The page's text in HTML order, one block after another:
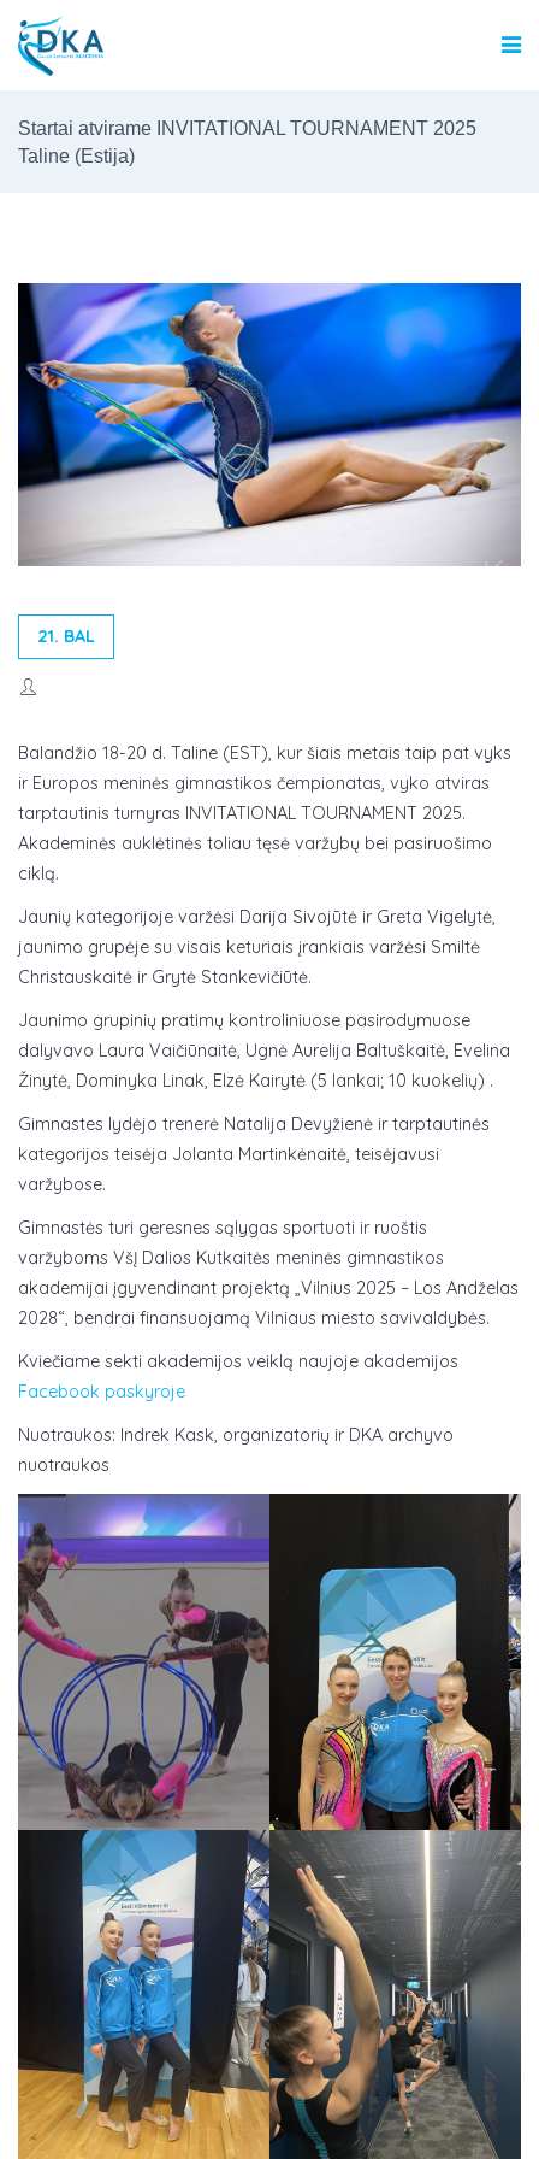
Startai atvirame INVITATIONAL TOURNAMENT 2025
Taline (Estija)
21. BAL
Balandžio 18-20 d. Taline (EST), kur šiais metais taip pat vyks
ir Europos meninės gimnastikos čempionatas, vyko atviras
tarptautinis turnyras INVITATIONAL TOURNAMENT 2025.
Akademinės auklėtinės toliau tęsė varžybų bei pasiruošimo
ciklą.
Jaunių kategorijoje varžėsi Darija Sivojūtė ir Greta Vigelytė,
jaunimo grupėje su visais keturiais įrankiais varžėsi Smiltė
Christauskaitė ir Grytė Stankevičiūtė.
Jaunimo grupinių pratimų kontroliniuose pasirodymuose
dalyvavo Laura Vaičiūnaitė, Ugnė Aurelija Baltuškaitė, Evelina
Žinytė, Dominyka Linak, Elzė Kairytė (5 lankai; 10 kuokelių) .
Gimnastes lydėjo trenerė Natalija Devyžienė ir tarptautinės
kategorijos teisėja Jolanta Martinkėnaitė, teisėjavusi
varžybose.
Gimnastės turi geresnes sąlygas sportuoti ir ruoštis
varžyboms VšĮ Dalios Kutkaitės meninės gimnastikos
akademijai įgyvendinant projektą „Vilnius 2025 – Los Andželas
2028“, bendrai finansuojamą Vilniaus miesto savivaldybės.
Kviečiame sekti akademijos veiklą naujoje akademijos
Facebook paskyroje
Nuotraukos: Indrek Kask, organizatorių ir DKA archyvo
nuotraukos